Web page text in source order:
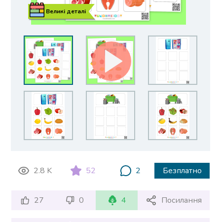
Великі деталі
2.8 K 52 2 Безплатно
27 0 4 Посилання